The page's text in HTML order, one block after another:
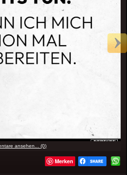
ansehen... (0)
Merken